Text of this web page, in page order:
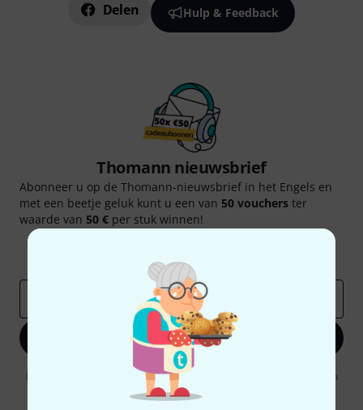
Delen Hulp & Feedback
Thomann nieuwsbrief
Abonneer u op de Thomann-nieuwsbrief in het Engels en
met een beetje geluk kunt u een van 50 vouchers ter
waarde van 50 € per stuk winnen!
Thomann-inzichten
Registreer nu
Door op "Registreer nu" te klikken, gaat u akkoord met het ontvangen
van e-mailreclame. U kunt zich op elk moment afmelden. Meer
informatie over de nieuwsbrief vindt u in onze